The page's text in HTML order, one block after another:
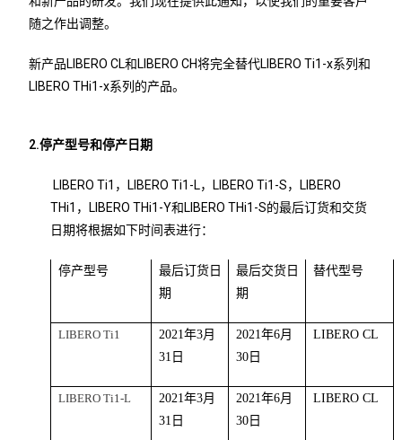
随之作出调整。
新产品LIBERO CL和LIBERO CH将完全替代LIBERO Ti1-x系列和
LIBERO THi1-x系列的产品。
2.停产型号和停产日期
LIBERO Ti1，LIBERO Ti1-L，LIBERO Ti1-S，LIBERO
THi1，LIBERO THi1-Y和LIBERO THi1-S的最后订货和交货
日期将根据如下时间表进行：
停产型号
最后订货日
期
最后交货日
期
替代型号
LIBERO Ti1 2021年3月
31 日
2021年6月
30日
LIBERO CL
LIBERO Ti1-L 2021年3月
31 日
2021年6月
30日
LIBERO CL